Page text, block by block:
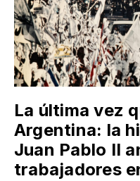
La última vez
Argentina: la
Juan Pablo II
trabajadores